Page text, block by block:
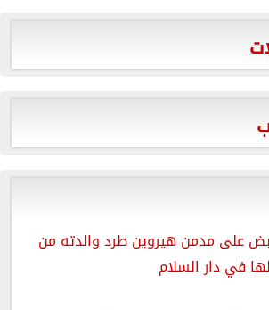
على مدمن هيروين طرد والدته من
في دار السلام